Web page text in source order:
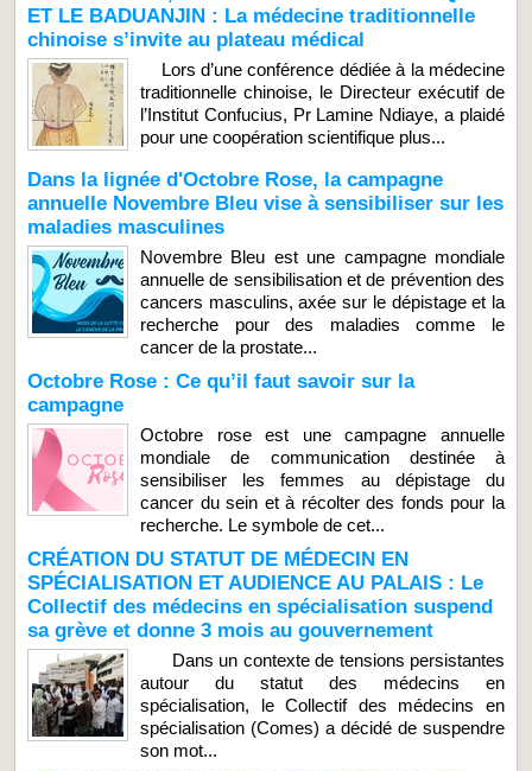
ET LE BADUANJIN : La médecine traditionnelle
chinoise s’invite au plateau médical
Lors d’une conférence dédiée à la médecine
traditionnelle chinoise, le Directeur exécutif de
l’Institut Confucius, Pr Lamine Ndiaye, a plaidé
pour une coopération scientifique plus...
Dans la lignée d'Octobre Rose, la campagne
annuelle Novembre Bleu vise à sensibiliser sur les
maladies masculines
Novembre Bleu est une campagne mondiale
annuelle de sensibilisation et de prévention des
cancers masculins, axée sur le dépistage et la
recherche pour des maladies comme le
cancer de la prostate...
Octobre Rose : Ce qu’il faut savoir sur la
campagne
Octobre rose est une campagne annuelle
mondiale de communication destinée à
sensibiliser les femmes au dépistage du
cancer du sein et à récolter des fonds pour la
recherche. Le symbole de cet...
CRÉATION DU STATUT DE MÉDECIN EN
SPÉCIALISATION ET AUDIENCE AU PALAIS : Le
Collectif des médecins en spécialisation suspend
sa grève et donne 3 mois au gouvernement
Dans un contexte de tensions persistantes
autour du statut des médecins en
spécialisation, le Collectif des médecins en
spécialisation (Comes) a décidé de suspendre
son mot...